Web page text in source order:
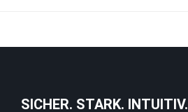
SICHER. STARK. INTUITIV.